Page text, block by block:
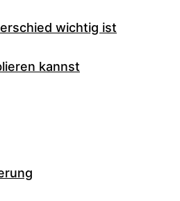
wichtig ist
kannst